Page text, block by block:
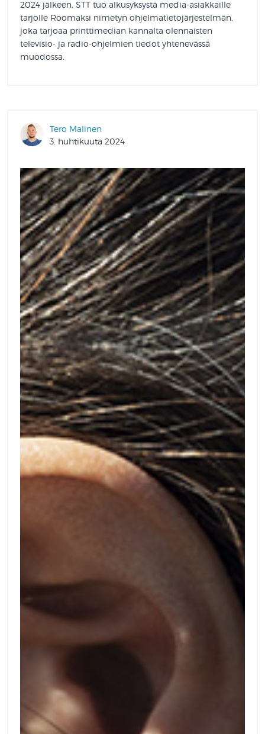
2024 jälkeen. STT tuo alkusyksystä media-asiakkaille
tarjolle Roomaksi nimetyn ohjelmatietojärjestelmän,
joka tarjoaa printtimedian kannalta olennaisten
televisio- ja radio-ohjelmien tiedot yhtenevässä
muodossa.
Tero Malinen
3. huhtikuuta 2024